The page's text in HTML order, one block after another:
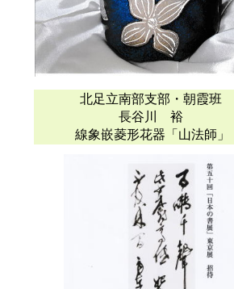
北足立南部支部・朝霞班
長谷川 裕
線象嵌菱形花器「山法師」